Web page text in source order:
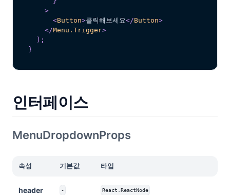
>
<Button>클릭해보세요</Button>
</Menu.Trigger>
) ;
}
인터페이스
MenuDropdownProps
속성 기본값 타입
header - React.ReactNode